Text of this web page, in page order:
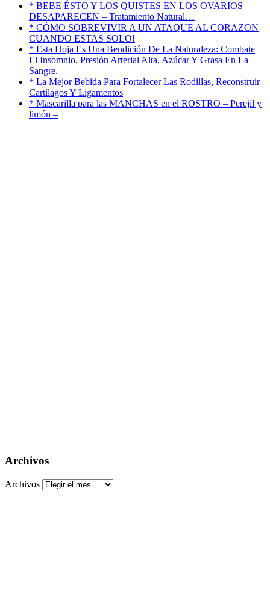
* BEBE ÉSTO Y LOS QUISTES EN LOS OVARIOS
DESAPARECEN – Tratamiento Natural…
* CÓMO SOBREVIVIR A UN ATAQUE AL CORAZON
CUANDO ESTAS SOLO!
* Esta Hoja Es Una Bendición De La Naturaleza: Combate
El Insomnio, Presión Arterial Alta, Azúcar Y Grasa En La
Sangre.
* La Mejor Bebida Para Fortalecer Las Rodillas, Reconstruir
Cartílagos Y Ligamentos
* Mascarilla para las MANCHAS en el ROSTRO – Perejil y
limón –
Archivos
Archivos